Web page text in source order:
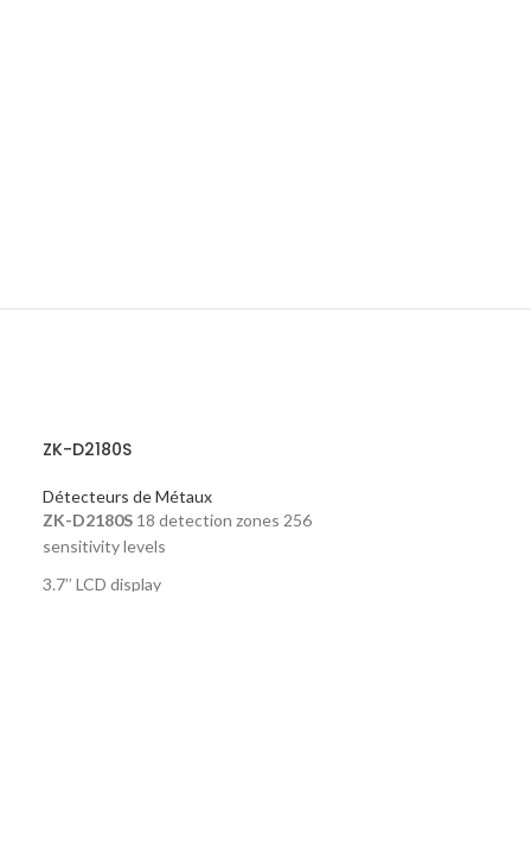
ZK-D2180S
Détecteurs de Métaux
ZK-D2180S18 detection zones 256
sensitivity levels
3.7’’ LCD display